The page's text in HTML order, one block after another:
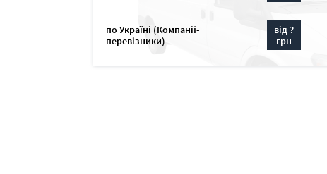
по Україні (Компанії-
перевізники)
від ?
грн